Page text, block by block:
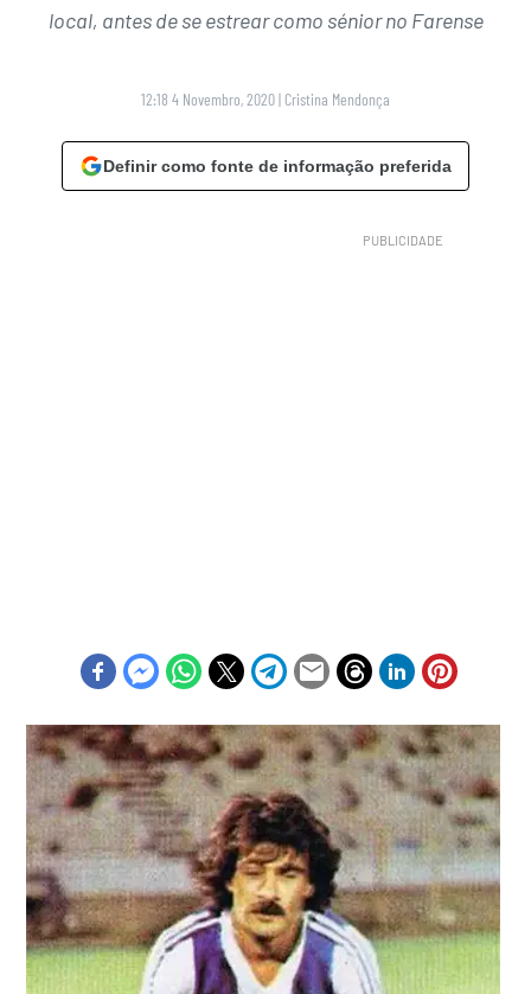
local, antes de se estrear como sénior no Farense
12:18 4 Novembro, 2020| Cristina Mendonça
Definir como fonte de informação preferida